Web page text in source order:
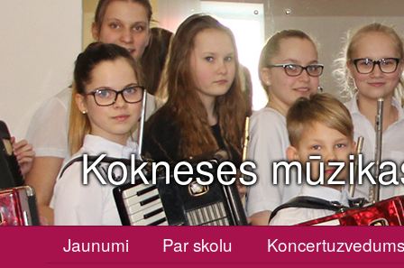
Kokneses
Jaunumi Par skolu